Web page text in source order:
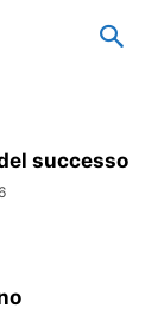
successo